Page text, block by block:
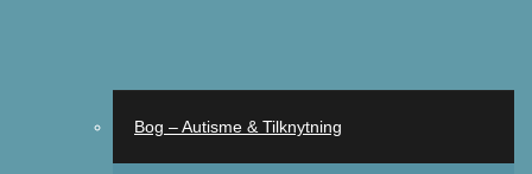
Bog – Autisme & Tilknytning